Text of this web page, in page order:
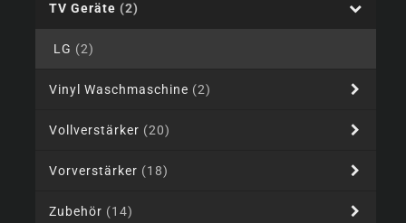
TV Geräte (2)
LG (2)
Vinyl Waschmaschine (2)
Vollverstärker (20)
Vorverstärker (18)
Zubehör (14)